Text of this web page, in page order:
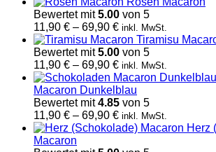
bis
69,90 €
Bewertet mit5.00 von 5
11,90 € – 69,90 €Preisspanne:
11,90 €
bis
69,90 €
inkl. MwSt.
Tiramisu
Bewertet mit5.00 von 5
11,90 € – 69,90 €Preisspanne:
11,90 €
bis
69,90 €
inkl. MwSt.
Macaron Dunkelblau
Bewertet mit4.85 von 5
11,90 € – 69,90 €Preisspanne:
11,90 €
inkl. MwSt.
Herz
Macaron